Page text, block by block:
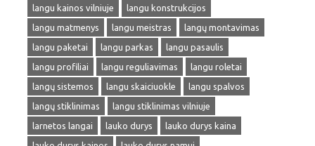
langu kainos vilniuje
langu konstrukcijos
langu matmenys
langu meistras
langų montavimas
langu paketai
langu parkas
langu pasaulis
langu profiliai
langu reguliavimas
langu roletai
langų sistemos
langu skaiciuokle
langu spalvos
langų stiklinimas
langu stiklinimas vilniuje
larnetos langai
lauko durys
lauko durys kaina